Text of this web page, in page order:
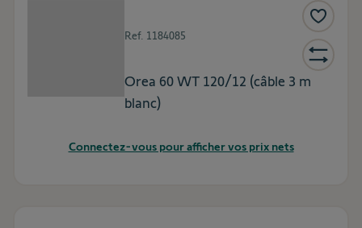
Ref. 1184085
Orea 60 WT 120/12 (câble 3 m
blanc)
Connectez-vous pour afficher vos prix nets